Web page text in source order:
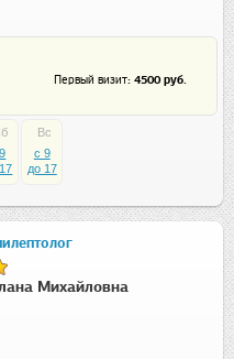
Первый визит: 4500 руб.
Вс
c 9
до 17
Михайловна